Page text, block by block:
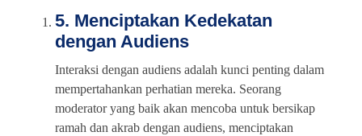
5. Menciptakan Kedekatan
dengan Audiens
Interaksi dengan audiens adalah kunci penting dalam
mempertahankan perhatian mereka. Seorang
moderator yang baik akan mencoba untuk bersikap
ramah dan akrab dengan audiens, menciptakan